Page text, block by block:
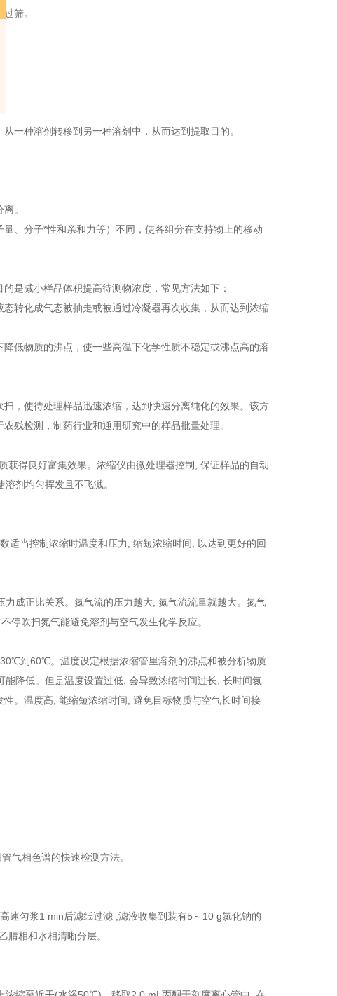
筛。
种溶剂转移到另一种溶剂中，从而达到提取目的。
。
、分子*性和亲和力等）不同，使各组分在支持物上的移动
是减小样品体积提高待测物浓度，常见方法如下：
转化成气态被抽走或被通过冷凝器再次收集，从而达到浓缩
低物质的沸点，使一些高温下化学性质不稳定或沸点高的溶
，使待处理样品迅速浓缩，达到快速分离纯化的效果。该方
残检测，制药行业和通用研究中的样品批量处理。
得良好富集效果。浓缩仪由微处理器控制, 保证样品的自动
剂均匀挥发且不飞溅。
适当控制浓缩时温度和压力, 缩短浓缩时间, 以达到更好的回
成正比关系。氮气流的压力越大, 氮气流流量就越大。氮气
停吹扫氮气能避免溶剂与空气发生化学反应。
到60℃。温度设定根据浓缩管里溶剂的沸点和被分析物质
降低。但是温度设置过低, 会导致浓缩时间过长, 长时间氮
。温度高, 能缩短浓缩时间, 避免目标物质与空气长时间接
气相色谱的快速检测方法。
速匀浆1 min后滤纸过滤 ,滤液收集到装有5～10 g氯化钠的
相和水相清晰分层。